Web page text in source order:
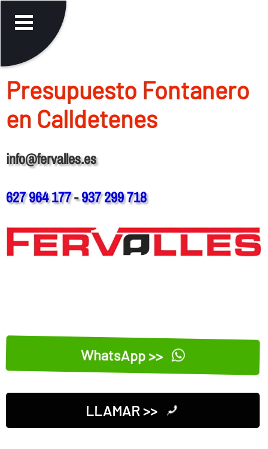
Presupuesto Fontanero
en Calldetenes
info@fervalles.es
627 964 177-937 299 718
WhatsApp >>
LLAMAR >>